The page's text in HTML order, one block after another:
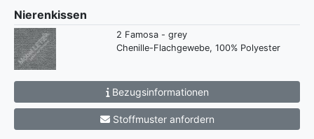
Nierenkissen
2 Famosa - grey
Chenille-Flachgewebe, 100% Polyester
Bezugsinformationen
Stoffmuster anfordern